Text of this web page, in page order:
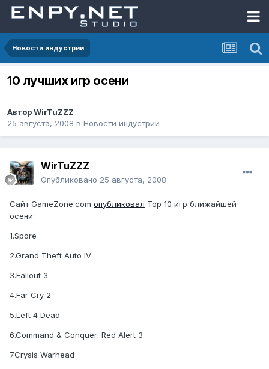
Новости индустрии
10 лучших игр осени
АвторWirTuZZZ
25 августа, 2008 в Новости индустрии
WirTuZZZ
Опубликовано 25 августа, 2008
Сайт GameZone.com опубликовал Top 10 игр ближайшей
осени:
1.Spore
2.Grand Theft Auto IV
3.Fallout 3
4.Far Cry 2
5.Left 4 Dead
6.Command & Conquer: Red Alert 3
7.Crysis Warhead